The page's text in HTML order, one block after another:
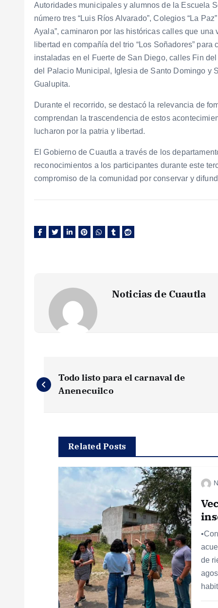
Autoridades municipales y alumnos de la Escuela
número tres “Luis Ríos Alvarado”, Colegios “La
Ayala”, caminaron por las históricas calles que
libertad en compañía del trio “Los Soñadores”
instaladas en el Fuerte de San Diego, calles Fin
del Palacio Municipal, Iglesia de Santo Domingo y
Gualupita.
Durante el recorrido, se destacó la relevancia de
comprendan la trascendencia de estos
lucharon por la patria y libertad.
El Gobierno de Cuautla a través de los
reconocimientos a los participantes durante este
compromiso de la comunidad por conservar y
Noticias de Cuautla
a
Todo listo para el carnaval de
Anenecuilco
Related Posts
de